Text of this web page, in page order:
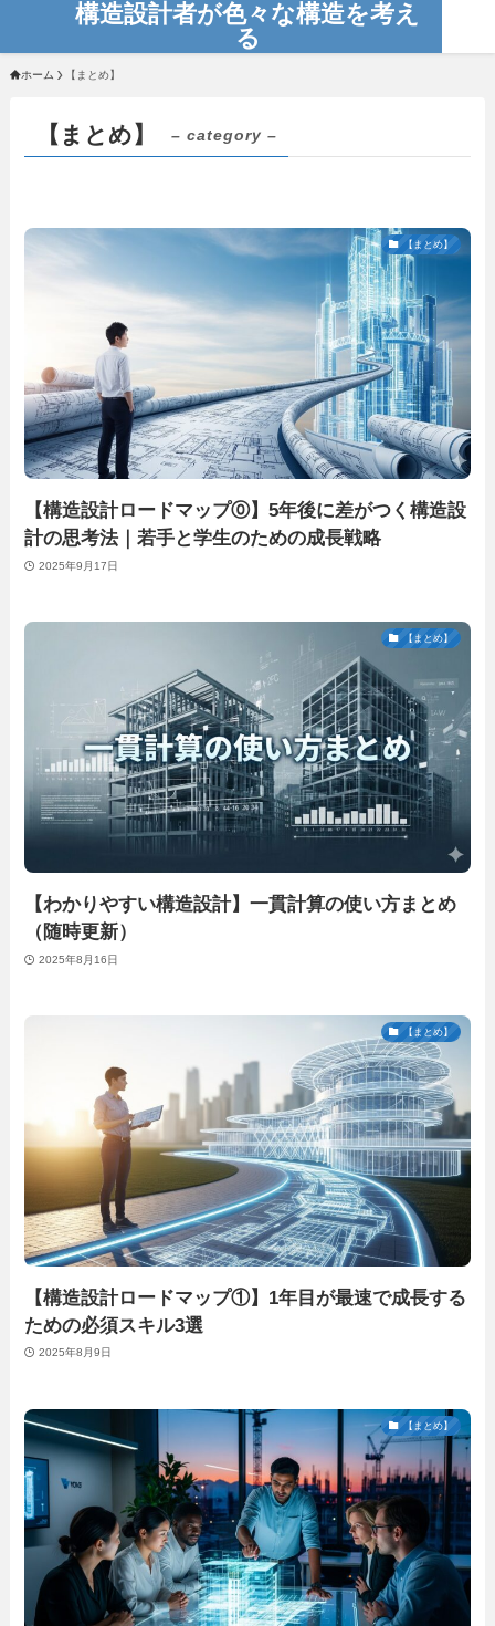
構造設計者が色々な構造を考え
る
ホーム 【まとめ】
【まとめ】 – category –
【まとめ】
【構造設計ロードマップ⓪】5年後に差がつく構造設
計の思考法｜若手と学生のための成長戦略
2025年9月17日
【まとめ】
【わかりやすい構造設計】一貫計算の使い方まとめ
（随時更新）
2025年8月16日
【まとめ】
【構造設計ロードマップ①】1年目が最速で成長する
ための必須スキル3選
2025年8月9日
【まとめ】